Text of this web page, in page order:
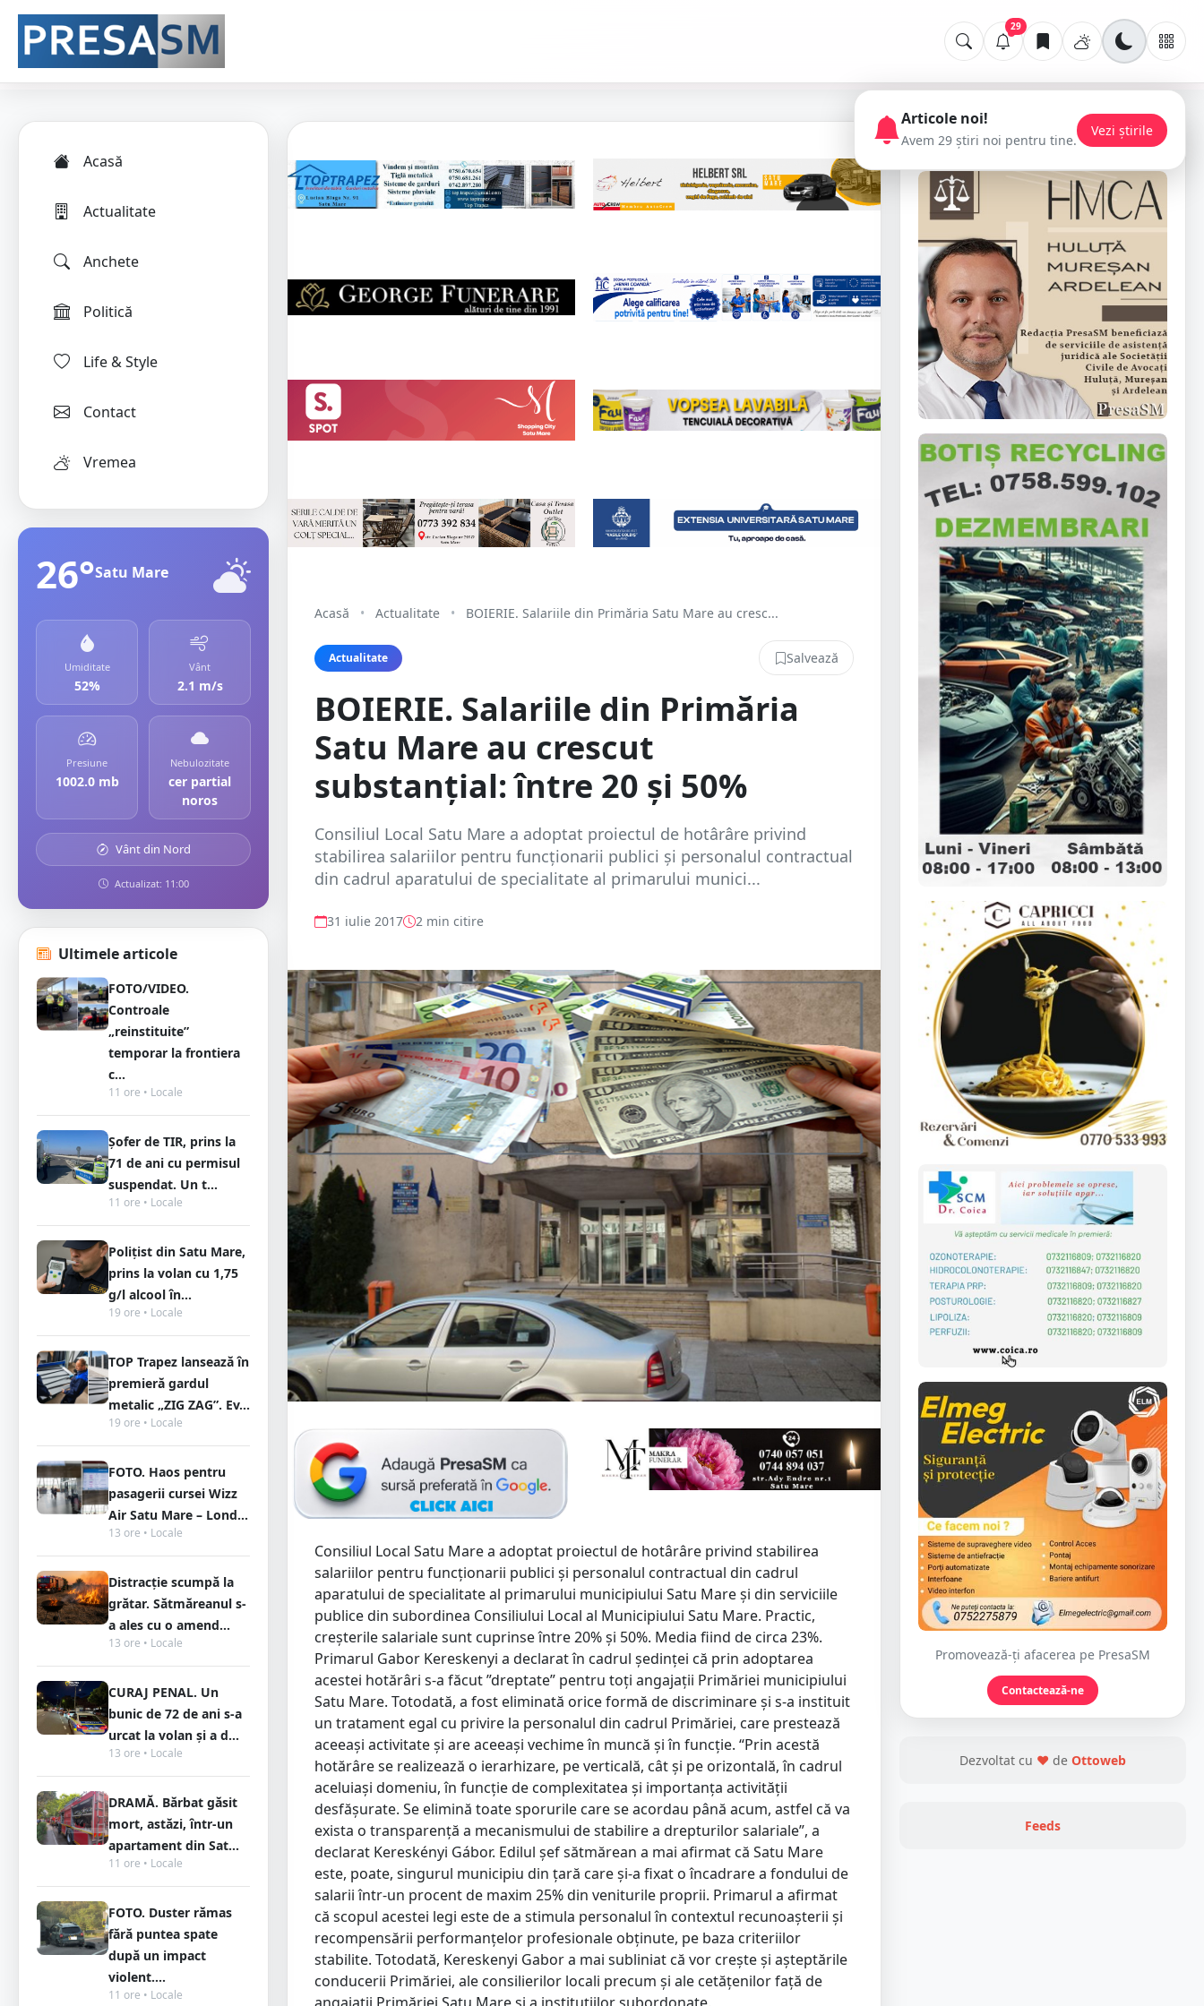
29
Acasă
Actualitate
Anchete
Politică
Life & Style
Contact
Vremea
26°Satu Mare
Umiditate
52%
Vânt
2.1 m/s
Presiune
1002.0 mb
Nebulozitate
cer partial
noros
Vânt din Nord
Actualizat: 11:00
Ultimele articole
FOTO/VIDEO.
Controale
„reinstituite”
temporar la frontiera
c...
11 ore • Locale
Șofer de TIR, prins la
71 de ani cu permisul
suspendat. Un t...
11 ore • Locale
Polițist din Satu Mare,
prins la volan cu 1,75
g/l alcool în...
19 ore • Locale
TOP Trapez lansează în
premieră gardul
metalic „ZIG ZAG”. Ev...
19 ore • Locale
FOTO. Haos pentru
pasagerii cursei Wizz
Air Satu Mare – Lond...
13 ore • Locale
Distracție scumpă la
grătar. Sătmăreanul s-
a ales cu o amend...
13 ore • Locale
CURAJ PENAL. Un
bunic de 72 de ani s-a
urcat la volan și a d...
13 ore • Locale
DRAMĂ. Bărbat găsit
mort, astăzi, într-un
apartament din Sat...
11 ore • Locale
FOTO. Duster rămas
fără puntea spate
după un impact
violent....
11 ore • Locale
Acasă • Actualitate • BOIERIE. Salariile din Primăria Satu Mare au cresc...
Actualitate Salvează
BOIERIE. Salariile din Primăria
Satu Mare au crescut
substanțial: între 20 și 50%
Consiliul Local Satu Mare a adoptat proiectul de hotârâre privind
stabilirea salariilor pentru funcţionarii publici şi personalul contractual
din cadrul aparatului de specialitate al primarului munici...
31 iulie 2017 2 min citire
Consiliul Local Satu Mare a adoptat proiectul de hotârâre privind stabilirea
salariilor pentru funcţionarii publici şi personalul contractual din cadrul
aparatului de specialitate al primarului municipiului Satu Mare şi din serviciile
publice din subordinea Consiliului Local al Municipiului Satu Mare. Practic,
creșterile salariale sunt cuprinse între 20% și 50%. Media fiind de circa 23%.
Primarul Gabor Kereskenyi a declarat în cadrul ședinței că prin adoptarea
acestei hotărâri s-a făcut ”dreptate” pentru toți angajații Primăriei municipiului
Satu Mare. Totodată, a fost eliminată orice formă de discriminare și s-a instituit
un tratament egal cu privire la personalul din cadrul Primăriei, care prestează
aceeași activitate și are aceeași vechime în muncă și în funcție. “Prin acestă
hotărâre se realizează o ierarhizare, pe verticală, cât și pe orizontală, în cadrul
aceluiași domeniu, în funcție de complexitatea și importanța activității
desfășurate. Se elimină toate sporurile care se acordau până acum, astfel că va
exista o transparență a mecanismului de stabilire a drepturilor salariale”, a
declarat Kereskényi Gábor. Edilul șef sătmărean a mai afirmat că Satu Mare
este, poate, singurul municipiu din țară care și-a fixat o încadrare a fondului de
salarii într-un procent de maxim 25% din veniturile proprii. Primarul a afirmat
că scopul acestei legi este de a stimula personalul în contextul recunoașterii și
recompensării performanțelor profesionale obținute, pe baza criteriilor
stabilite. Totodată, Kereskenyi Gabor a mai subliniat că vor crește și așteptările
conducerii Primăriei, ale consilierilor locali precum și ale cetățenilor față de
📢 Publicitate
Promovează-ți afacerea pe PresaSM
Contactează-ne
Dezvoltat cu ❤ de Ottoweb
Feeds
Articole noi!
Avem 29 știri noi pentru tine.
Vezi știrile